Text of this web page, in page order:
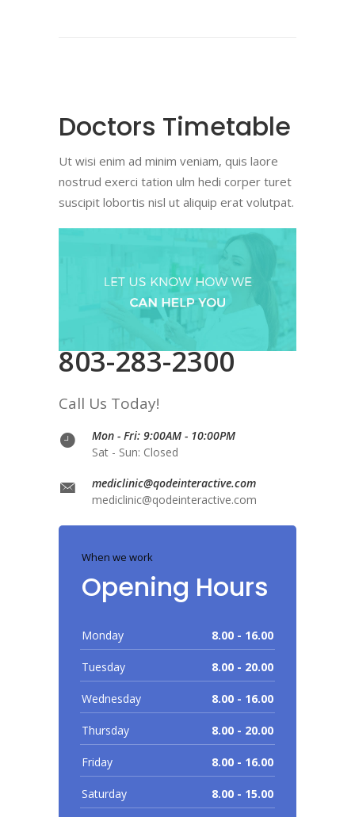
Doctors Timetable
Ut wisi enim ad minim veniam, quis laore
nostrud exerci tation ulm hedi corper turet
suscipit lobortis nisl ut aliquip erat volutpat.
803-283-2300
Call Us Today!
Mon - Fri: 9:00AM - 10:00PM
Sat - Sun: Closed
mediclinic@qodeinteractive.com
mediclinic@qodeinteractive.com
When we work
Opening Hours
Monday 8.00 - 16.00
Tuesday 8.00 - 20.00
Wednesday 8.00 - 16.00
Thursday 8.00 - 20.00
Friday 8.00 - 16.00
Saturday 8.00 - 15.00